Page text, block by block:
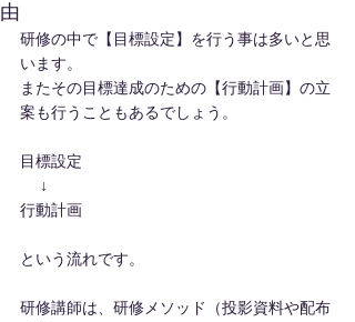
由
研修の中で【目標設定】を行う事は多いと思
います。
またその目標達成のための【行動計画】の立
案も行うこともあるでしょう。
目標設定
↓
行動計画
という流れです。
研修講師は、研修メソッド（投影資料や配布